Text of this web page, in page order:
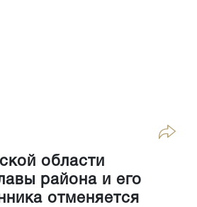
области
района и его
отменяется